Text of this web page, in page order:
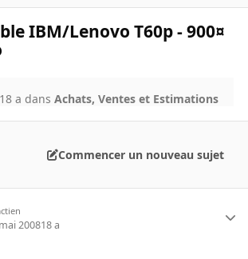
IBM/Lenovo T60p - 900¤
18 a dansAchats, Ventes et Estimations
Commencer un nouveau sujet
200818 a